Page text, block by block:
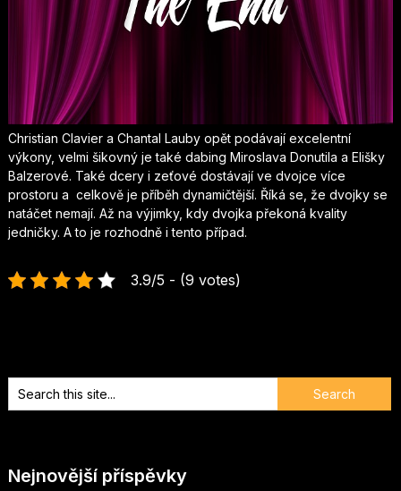
Christian Clavier a Chantal Lauby opět podávají excelentní
výkony, velmi šikovný je také dabing Miroslava Donutila a Elišky
Balzerové. Také dcery i zeťové dostávají ve dvojce více
prostoru a celkově je příběh dynamičtější. Říká se, že dvojky se
natáčet nemají. Až na výjimky, kdy dvojka překoná kvality
jedničky. A to je rozhodně i tento případ.
3.9/5 - (9 votes)
Nejnovější příspěvky